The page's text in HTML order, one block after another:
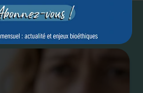
Début de vie